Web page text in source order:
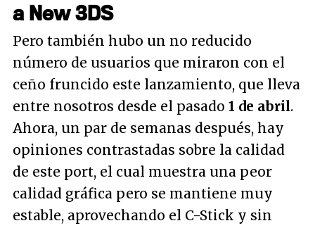
a New 3DS
Pero también hubo un no reducido
número de usuarios que miraron con el
ceño fruncido este lanzamiento, que lleva
entre nosotros desde el pasado 1 de abril.
Ahora, un par de semanas después, hay
opiniones contrastadas sobre la calidad
de este port, el cual muestra una peor
calidad gráfica pero se mantiene muy
estable, aprovechando el C-Stick y sin